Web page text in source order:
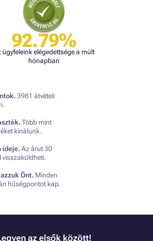
92.79%
ügyfeleink elégedettsége a múlt
hónapban
3981 átvételi
Több mint
kínálunk.
ideje.Az árut 30
visszaküldheti.
Önt. Minden
hűségpontot kap.
az elsők között!